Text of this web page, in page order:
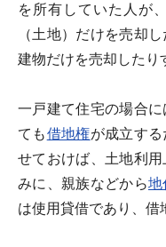
を所有していた人が
（土地）だけを売却
建物だけを売却したり
一戸建て住宅の場合
ても借地権が成立す
せておけば、土地利
みに、親族などから地
は使用貸借であり、借